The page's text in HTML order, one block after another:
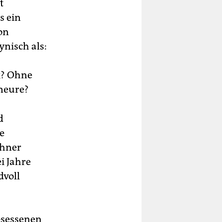
ein
als:
Ohne
Jahre